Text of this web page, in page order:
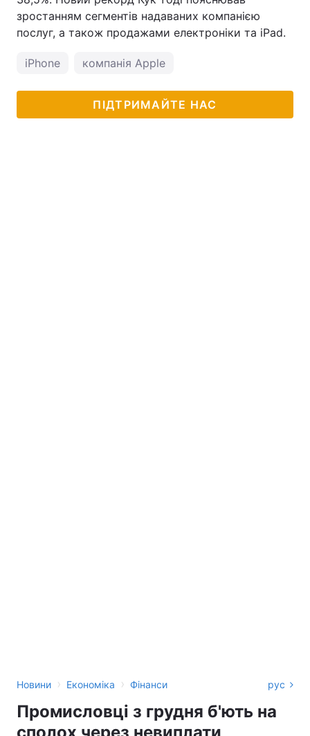
зростанням сегментів надаваних компанією
послуг, а також продажами електроніки та iPad.
iPhone компанія Apple
ПІДТРИМАЙТЕ НАС
Новини › Економіка › Фінанси рус
Промисловці з грудня б'ють на